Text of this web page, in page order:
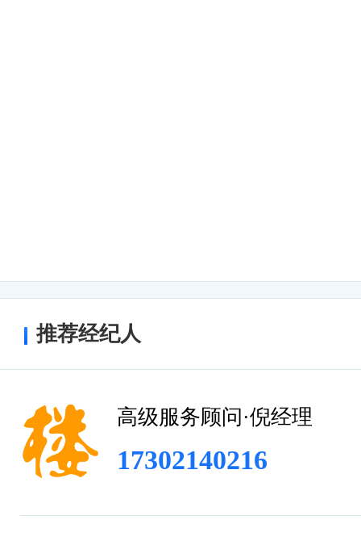
善的现代化写字楼。无论是办公环境还
业和员工的各种需求。相信在上海炬创
能够取得更大的发展和成功。
推荐经纪人
高级服务顾问·倪经理
17302140216